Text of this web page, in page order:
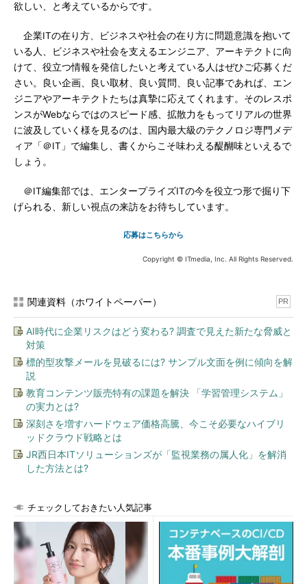
欲しい、と考えているからです。
企業ITの在り方、ビジネスや社会の在り方に問題意識を抱いて
いる人、ビジネスや社会を支えるエンジニア、アーキテクトに向
けて、役立つ情報を発信したいと考えている人はぜひご応募くだ
さい。良い企画、良い取材、良い質問、良い記事であれば、エン
ジニアやアーキテクトたちは真摯に応えてくれます。そのレスポ
ンスがWebならではのスピード感、拡散力をもってリアルの世界
に波及していく様を見るのは、国内最大級のテクノロジ専門メデ
ィア「＠IT」で編集し、書くからこそ味わえる醍醐味といえるで
しょう。
＠IT編集部では、エンタープライズITの今を役立つ形で掘り下
げられる、新しい視点の来訪をお待ちしています。
応募はこちらから
Copyright © ITmedia, Inc. All Rights Reserved.
関連資料（ホワイトペーパー） PR
AI時代に企業リスクはどう変わる? 調査で見えた新たな脅威と
対策
標的型攻撃メールを見破るには? サンプル文面を例に傾向を解
説
教育コンテンツ販売特有の課題を解決 「学習管理システム」
の実力とは?
深刻さを増すハードウェア価格高騰、今こそ必要なハイブリ
ッドクラウド戦略とは
JR西日本ITソリューションズが「監視業務の属人化」を解消
した方法とは?
チェックしておきたい人気記事